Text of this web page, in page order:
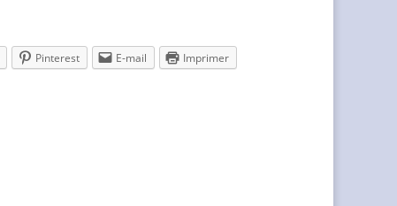
Pinterest E-mail Imprimer